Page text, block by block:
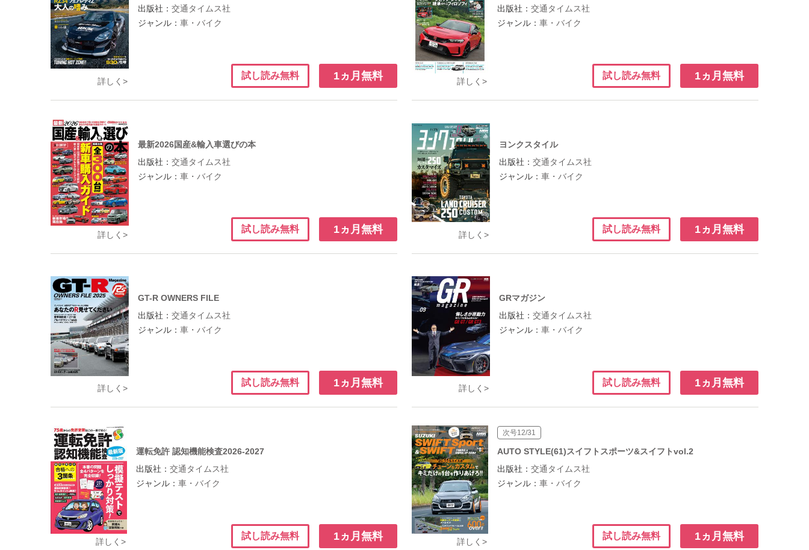
詳しく>
出版社： 交通タイムス社
ジャンル： 車・バイク
試し読み無料 1ヵ月無料 詳しく>
出版社：交通タイムス社
ジャンル：車・バイク
試し読み無料 1ヵ月無料
詳しく>
最新2026国産&輸入車選びの本
出版社： 交通タイムス社
ジャンル： 車・バイク
試し読み無料 1ヵ月無料 詳しく>
ヨンクスタイル
出版社： 交通タイムス社
ジャンル： 車・バイク
試し読み無料 1ヵ月無料
詳しく>
GT-R OWNERS FILE
出版社： 交通タイムス社
ジャンル： 車・バイク
試し読み無料 1ヵ月無料 詳しく>
GRマガジン
出版社： 交通タイムス社
ジャンル： 車・バイク
試し読み無料 1ヵ月無料
詳しく>
運転免許 認知機能検査2026-2027
出版社：交通タイムス社
ジャンル：車・バイク
試し読み無料 1ヵ月無料 詳しく>
次号12/31
AUTO STYLE(61)スイフトスポーツ&スイフトvol.2
出版社：交通タイムス社
ジャンル：車・バイク
試し読み無料 1ヵ月無料